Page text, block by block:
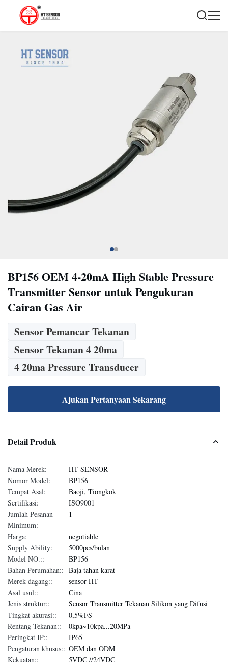
BP156 OEM 4-20mA High Stable Pressure
Transmitter Sensor untuk Pengukuran
Cairan Gas Air
Sensor Pemancar Tekanan
Sensor Tekanan 4 20ma
4 20ma Pressure Transducer
Ajukan Pertanyaan Sekarang
Detail Produk
Nama Merek:
HT SENSOR
Nomor Model:
BP156
Tempat Asal:
Baoji, Tiongkok
Sertifikasi:
ISO9001
Jumlah Pesanan
Minimum:
1
Harga:
negotiable
Supply Ability:
5000pcs/bulan
Model NO.::
BP156
Bahan Perumahan:: Baja tahan karat
Merek dagang::
sensor HT
Asal usul::
Cina
Jenis struktur::
Sensor Transmitter Tekanan Silikon yang Difusi
Tingkat akurasi::
0,5%FS
Rentang Tekanan::
0kpa~10kpa...20MPa
Peringkat IP::
IP65
Pengaturan khusus:: OEM dan ODM
Kekuatan::
5VDC //24VDC